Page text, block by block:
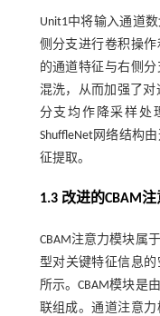
Unit1中将输入通道
侧分支进行卷积操
的通道特征与右侧
混洗，从而加强了对
分支均作降采样处
ShuffleNet网络结构
征提取。
1.3 改进的CBAM
CBAM注意力模块属
型对关键特征信息
所示。CBAM模块是
联组成。通道注意